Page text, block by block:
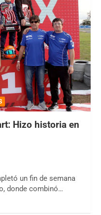
Hizo historia en
un fin de semana
donde combinó…